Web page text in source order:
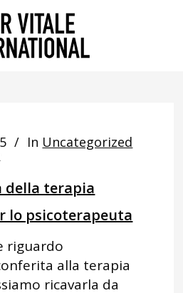
In Uncategorized
della terapia
lo psicoterapeuta
riguardo
alla terapia
ricavarla da